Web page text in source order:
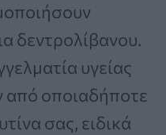
δεντρολίβανου.
υγείας
από οποιαδήποτε
σας, ειδικά